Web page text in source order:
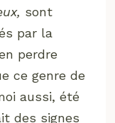
sont
par la
perdre
ce genre de
aussi, été
des signes